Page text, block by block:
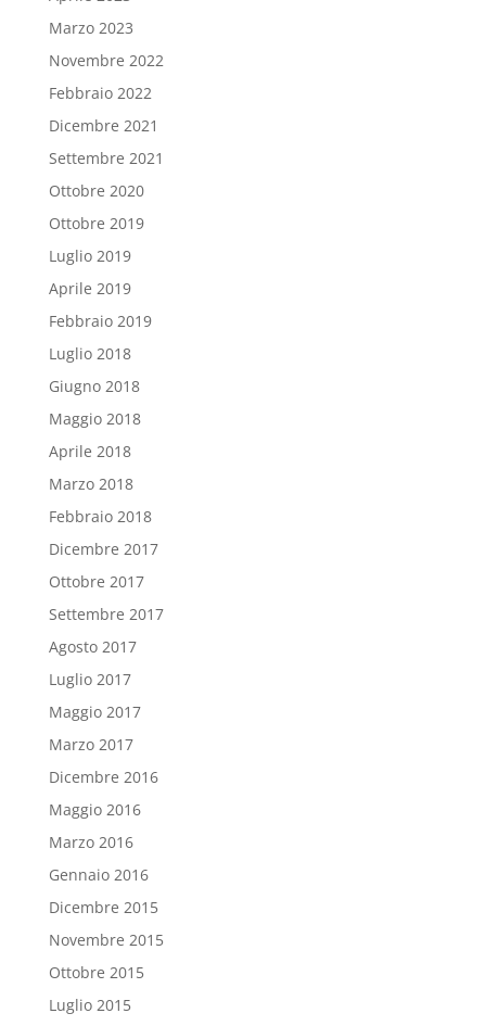
Marzo 2023
Novembre 2022
Febbraio 2022
Dicembre 2021
Settembre 2021
Ottobre 2020
Ottobre 2019
Luglio 2019
Aprile 2019
Febbraio 2019
Luglio 2018
Giugno 2018
Maggio 2018
Aprile 2018
Marzo 2018
Febbraio 2018
Dicembre 2017
Ottobre 2017
Settembre 2017
Agosto 2017
Luglio 2017
Maggio 2017
Marzo 2017
Dicembre 2016
Maggio 2016
Marzo 2016
Gennaio 2016
Dicembre 2015
Novembre 2015
Ottobre 2015
Luglio 2015